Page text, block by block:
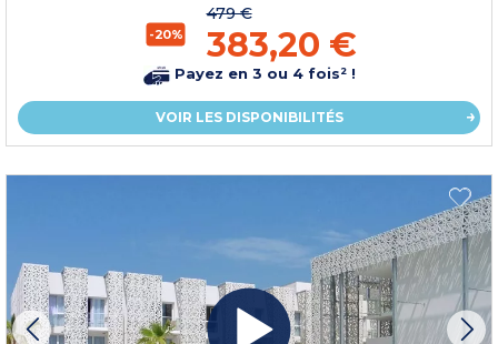
-20%
479 €
383,20 €
Payez en 3 ou 4 fois² !
VOIR LES DISPONIBILITÉS